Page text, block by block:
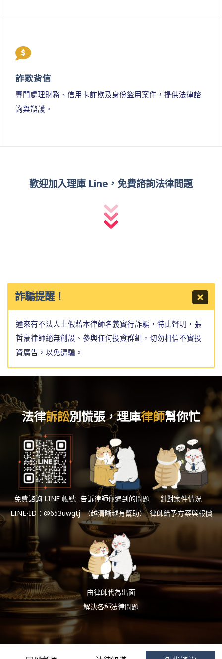
詐欺背信
專門處理財務、信用卡詐欺及身份盜用案件，提供法律諮
詢與辯護。
歡迎加入理庫 Line，免費諮詢法律問題
詐騙提醒！
邇來有不法人士假藉本律師名義實行詐騙，特此聲明，張
哲豪律師絕無創設、參與任何投資群組，切勿相信不實投
資廣告，以免遭騙。
法律訴訟別慌張，理庫律師幫你忙
免費諮詢 LINE 帳號
LINE-ID：@653uwgtj
告訴律師你遇到的問題
（越清晰越有幫助）
針對案件情況
律師給予方案與報價
由律師代為出面
解決各種法律問題